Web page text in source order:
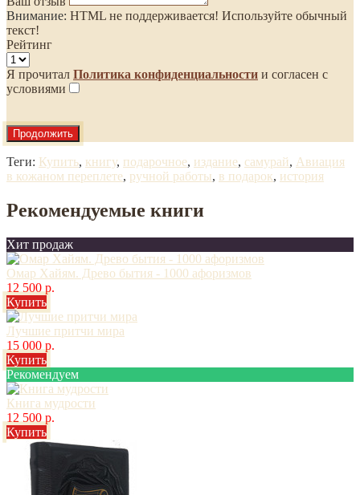
Внимание: HTML не поддерживается! Используйте обычный
текст!
Рейтинг
Я прочитал Политика конфиденциальности и согласен с
условиями
Продолжить
Теги: Купить, книгу, подарочное, издание, самурай, Авиация
в кожаном переплете, ручной работы, в подарок, история
Рекомендуемые книги
Хит продаж
Омар Хайям. Древо бытия - 1000 афоризмов
12 500 р.
Купить
Лучшие притчи мира
15 000 р.
Купить
Рекомендуем
Книга мудрости
12 500 р.
Купить